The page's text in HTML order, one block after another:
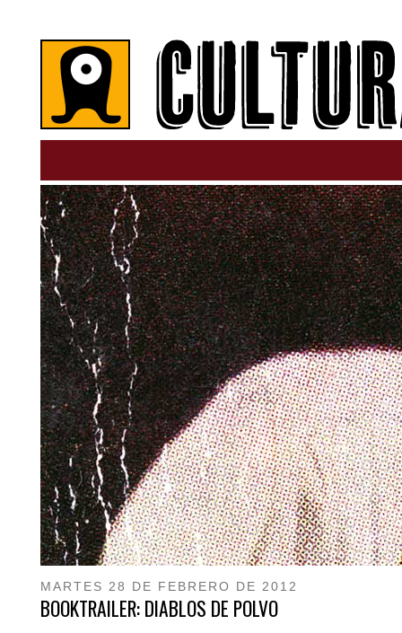
MARTES 28 DE FEBRERO DE 2012
BOOKTRAILER: DIABLOS DE POLVO